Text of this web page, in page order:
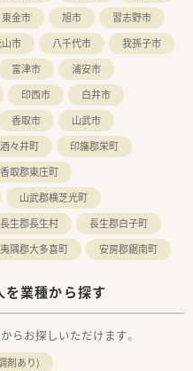
東金市 旭市
習志野市
市 八千代市
我孫子市
富津市
浦安市
印西市
白井市
香取市
山武市
々井町
印旛郡栄町
香取郡東庄町
山武郡横芝光町
長生郡長生村
長生郡白子町
夷隅郡大多喜町 安房郡鋸南町
業種から探す
らお探しいただけます。
剤あり)